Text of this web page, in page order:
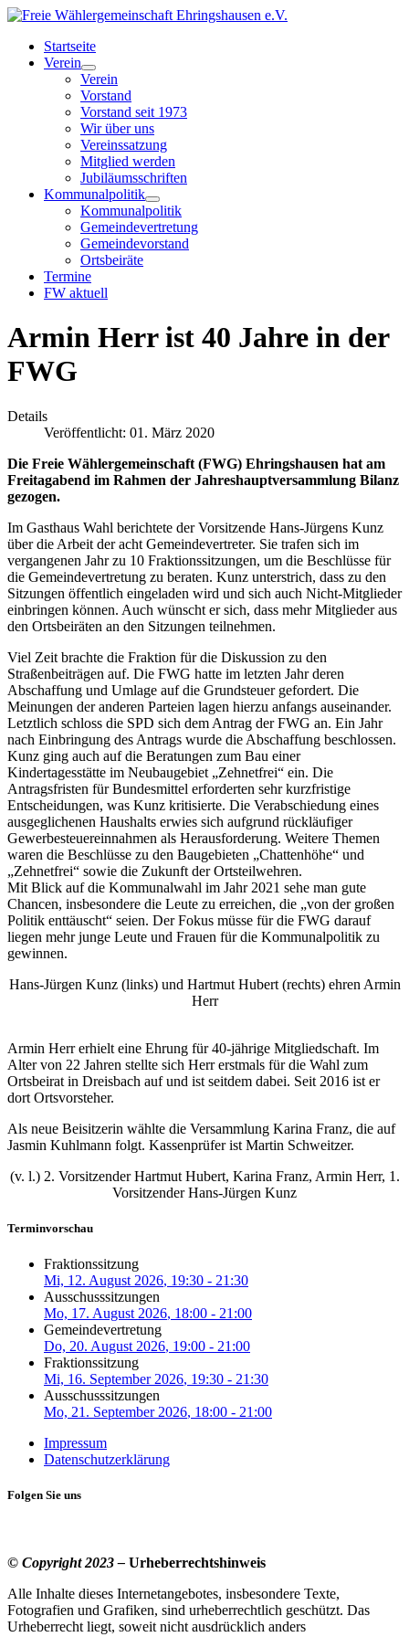
Startseite
Verein
Verein
Vorstand
Vorstand seit 1973
Wir über uns
Vereinssatzung
Mitglied werden
Jubiläumsschriften
Kommunalpolitik
Kommunalpolitik
Gemeindevertretung
Gemeindevorstand
Ortsbeiräte
Termine
FW aktuell
Armin Herr ist 40 Jahre in der
FWG
Details
Veröffentlicht: 01. März 2020
Die Freie Wählergemeinschaft (FWG) Ehringshausen hat am
Freitagabend im Rahmen der Jahreshauptversammlung Bilanz
gezogen.
Im Gasthaus Wahl berichtete der Vorsitzende Hans-Jürgens Kunz
über die Arbeit der acht Gemeindevertreter. Sie trafen sich im
vergangenen Jahr zu 10 Fraktionssitzungen, um die Beschlüsse für
die Gemeindevertretung zu beraten. Kunz unterstrich, dass zu den
Sitzungen öffentlich eingeladen wird und sich auch Nicht-Mitglieder
einbringen können. Auch wünscht er sich, dass mehr Mitglieder aus
den Ortsbeiräten an den Sitzungen teilnehmen.
Viel Zeit brachte die Fraktion für die Diskussion zu den
Straßenbeiträgen auf. Die FWG hatte im letzten Jahr deren
Abschaffung und Umlage auf die Grundsteuer gefordert. Die
Meinungen der anderen Parteien lagen hierzu anfangs auseinander.
Letztlich schloss die SPD sich dem Antrag der FWG an. Ein Jahr
nach Einbringung des Antrags wurde die Abschaffung beschlossen.
Kunz ging auch auf die Beratungen zum Bau einer
Kindertagesstätte im Neubaugebiet „Zehnetfrei“ ein. Die
Antragsfristen für Bundesmittel erforderten sehr kurzfristige
Entscheidungen, was Kunz kritisierte. Die Verabschiedung eines
ausgeglichenen Haushalts erwies sich aufgrund rückläufiger
Gewerbesteuereinnahmen als Herausforderung. Weitere Themen
waren die Beschlüsse zu den Baugebieten „Chattenhöhe“ und
„Zehnetfrei“ sowie die Zukunft der Ortsteilwehren.
Mit Blick auf die Kommunalwahl im Jahr 2021 sehe man gute
Chancen, insbesondere die Leute zu erreichen, die „von der großen
Politik enttäuscht“ seien. Der Fokus müsse für die FWG darauf
liegen mehr junge Leute und Frauen für die Kommunalpolitik zu
gewinnen.
Hans-Jürgen Kunz (links) und Hartmut Hubert (rechts) ehren Armin
Herr
Armin Herr erhielt eine Ehrung für 40-jährige Mitgliedschaft. Im
Alter von 22 Jahren stellte sich Herr erstmals für die Wahl zum
Ortsbeirat in Dreisbach auf und ist seitdem dabei. Seit 2016 ist er
dort Ortsvorsteher.
Als neue Beisitzerin wählte die Versammlung Karina Franz, die auf
Jasmin Kuhlmann folgt. Kassenprüfer ist Martin Schweitzer.
(v. l.) 2. Vorsitzender Hartmut Hubert, Karina Franz, Armin Herr, 1.
Vorsitzender Hans-Jürgen Kunz
Terminvorschau
Fraktionssitzung
Mi, 12. August 2026, 19:30 - 21:30
Ausschusssitzungen
Mo, 17. August 2026, 18:00 - 21:00
Gemeindevertretung
Do, 20. August 2026, 19:00 - 21:00
Fraktionssitzung
Mi, 16. September 2026, 19:30 - 21:30
Ausschusssitzungen
Mo, 21. September 2026, 18:00 - 21:00
Impressum
Datenschutzerklärung
Folgen Sie uns
© Copyright 2023 – Urheberrechtshinweis
Alle Inhalte dieses Internetangebotes, insbesondere Texte,
Fotografien und Grafiken, sind urheberrechtlich geschützt. Das
Urheberrecht liegt, soweit nicht ausdrücklich anders